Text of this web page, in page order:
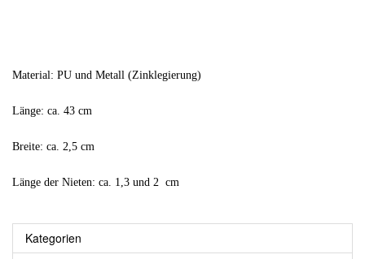
Material: PU und Metall (Zinklegierung)
Länge: ca. 43 cm
Breite: ca. 2,5 cm
Länge der Nieten: ca. 1,3 und 2 cm
Kategorien